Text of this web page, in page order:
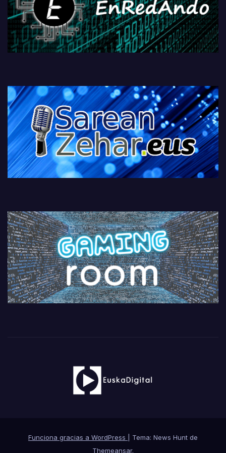
Funciona gracias a WordPress
Tema: News Hunt de
Themeansar.